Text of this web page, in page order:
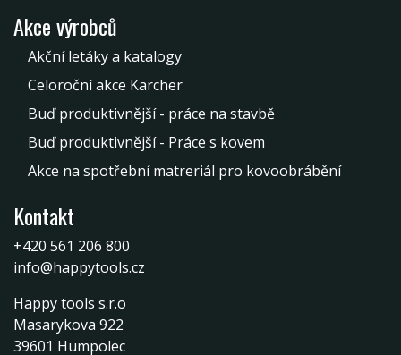
Akce výrobců
Akční letáky a katalogy
Celoroční akce Karcher
Buď produktivnější - práce na stavbě
Buď produktivnější - Práce s kovem
Akce na spotřební matreriál pro kovoobrábění
Kontakt
+420 561 206 800
info@happytools.cz
Happy tools s.r.o
Masarykova 922
39601 Humpolec